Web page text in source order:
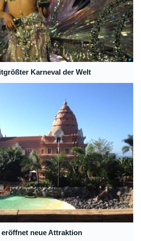
Karneval der Welt
neue Attraktion